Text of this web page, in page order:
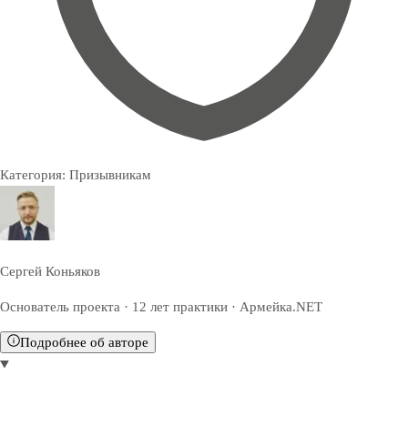
Категория: Призывникам
Сергей Коньяков
Основатель проекта · 12 лет практики · Армейка.NET
Подробнее об авторе